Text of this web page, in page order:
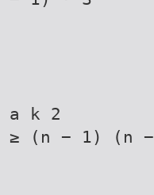
a k 2
≥ (n − 1) (n